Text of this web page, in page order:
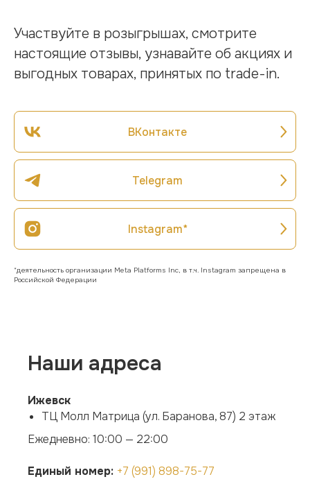
Участвуйте в розыгрышах, смотрите
настоящие отзывы, узнавайте об акциях и
выгодных товарах, принятых по trade-in.
ВКонтакте
Telegram
Instagram*
*деятельность организации Meta Platforms Inc, в т.ч. Instagram запрещена в
Российской Федерации
Наши адреса
Ижевск
ТЦ Молл Матрица (ул. Баранова, 87) 2 этаж
Ежедневно: 10:00 — 22:00
Единый номер: +7 (991) 898-75-77